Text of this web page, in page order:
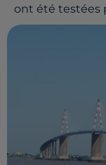
ont été testées